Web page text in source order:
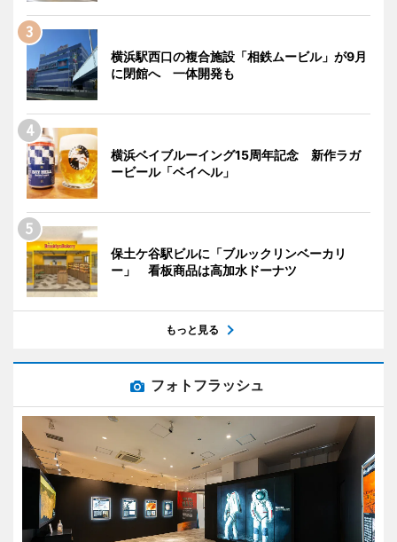
横浜駅西口の複合施設「相鉄ムービル」が9月
に閉館へ 一体開発も
横浜ベイブルーイング15周年記念 新作ラガ
ービール「ベイヘル」
保土ケ谷駅ビルに「ブルックリンベーカリ
ー」 看板商品は高加水ドーナツ
もっと見る
フォトフラッシュ